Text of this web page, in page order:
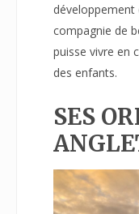
développement
compagnie de
puisse vivre en
des enfants.
SES